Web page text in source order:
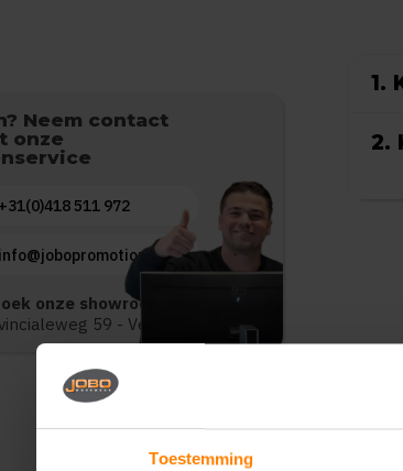
Toestemming
Neem contact
onze
+31(0)418 511 972
info@jobopromotions.nl
onze showroom:
59 - Velddriel
1.
2.